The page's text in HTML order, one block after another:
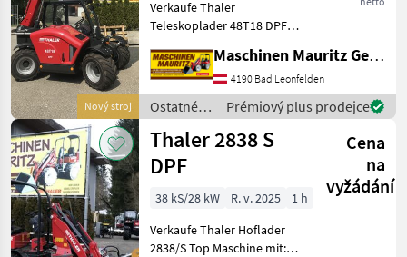
Nový stroj
Verkaufe Thaler
Teleskoplader 48T18 DPF
mm Hubkraft von 2, 5 to
besonders wendig durch
die 4 Rad-Lenkung (gegen
Aufpreis auch mit Vord
Maschinen Mauritz GesmbH
4190 Bad Leonfelden
Ostatné
poľnohospodárske
silové
stroje /
Thaler
Prémiový plus prodejce
Thaler 2838 S
DPF
Cena
na
vyžádání
38 kS/28 kW R. v. 2025
1 h
Verkaufe Thaler Hoflader
2838/S Top Maschine mit: